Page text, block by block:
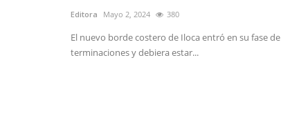
Editora Mayo 2, 2024 380
El nuevo borde costero de Iloca entró en su fase de
terminaciones y debiera estar...